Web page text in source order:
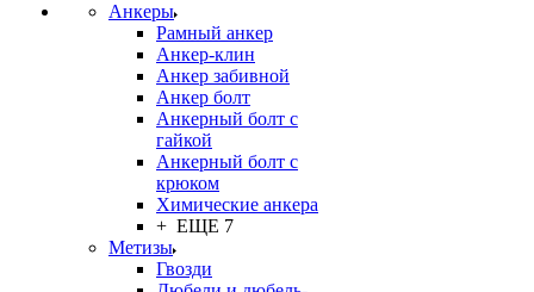
Анкеры
Рамный анкер
Анкер-клин
Анкер забивной
Анкер болт
Анкерный болт с
гайкой
Анкерный болт с
крюком
Химические анкера
+ ЕЩЕ 7
Метизы
Гвозди